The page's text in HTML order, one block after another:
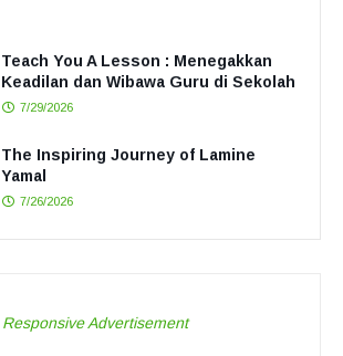
Teach You A Lesson : Menegakkan
Keadilan dan Wibawa Guru di Sekolah
7/29/2026
The Inspiring Journey of Lamine
Yamal
7/26/2026
Responsive Advertisement